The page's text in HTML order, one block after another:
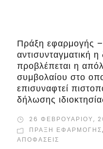
Πράξη εφαρμογής
αντισυνταγματική
προβλέπεται η
συμβολαίου στο
επισυναφτεί
δήλωσης
26 ΦΕΒΡΟΥΑΡΊΟΥ,
ΠΡΆΞΗ ΕΦΑΡΜΟΓΉΣ,
ΑΠΟΦΆΣΕΙΣ